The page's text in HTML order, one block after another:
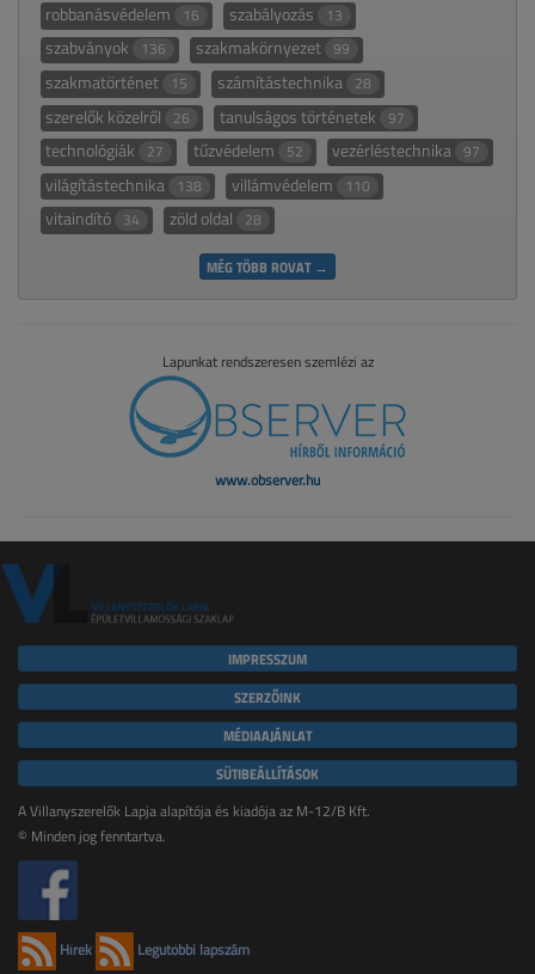
robbanásvédelem 16 szabályozás 13
szabványok 136 szakmakörnyezet 99
szakmatörténet 15 számítástechnika 28
szerelők közelről 26 tanulságos történetek 97
technológiák 27 tűzvédelem 52 vezérléstechnika 97
világítástechnika 138 villámvédelem 110
vitaindító 34 zöld oldal 28
MÉG TÖBB ROVAT →
Lapunkat rendszeresen szemlézi az
www.observer.hu
IMPRESSZUM
SZERZŐINK
MÉDIAAJÁNLAT
SÜTIBEÁLLÍTÁSOK
A Villanyszerelők Lapja alapítója és kiadója az M-12/B Kft.
© Minden jog fenntartva.
Hírek Legutóbbi lapszám